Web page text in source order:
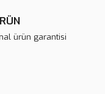
ürün garantisi